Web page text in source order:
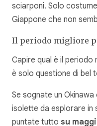
sciarponi. Solo
Giappone che non
Il periodo migliore
Capire qual è il periodo
è solo questione di bel
Se sognate un
isolette da esplorare
puntate tutto su